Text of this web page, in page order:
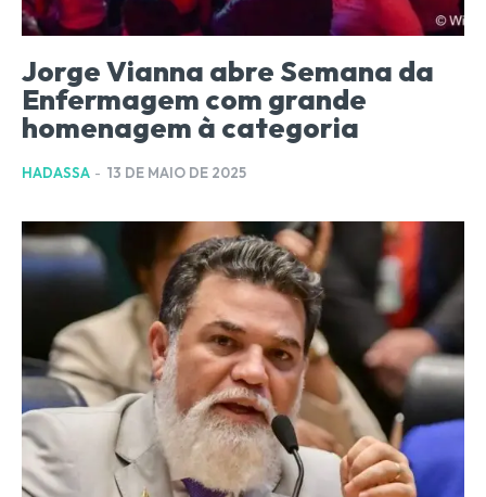
Jorge Vianna abre Semana da
Enfermagem com grande
homenagem à categoria
HADASSA - 13 DE MAIO DE 2025